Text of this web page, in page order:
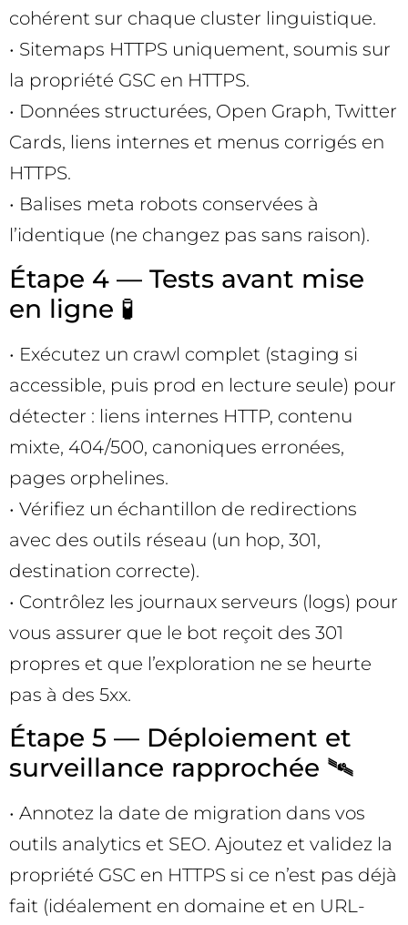
cohérent sur chaque cluster linguistique.
• Sitemaps HTTPS uniquement, soumis sur
la propriété GSC en HTTPS.
• Données structurées, Open Graph, Twitter
Cards, liens internes et menus corrigés en
HTTPS.
• Balises meta robots conservées à
l’identique (ne changez pas sans raison).
Étape 4 — Tests avant mise
en ligne 🧪
• Exécutez un crawl complet (staging si
accessible, puis prod en lecture seule) pour
détecter : liens internes HTTP, contenu
mixte, 404/500, canoniques erronées,
pages orphelines.
• Vérifiez un échantillon de redirections
avec des outils réseau (un hop, 301,
destination correcte).
• Contrôlez les journaux serveurs (logs) pour
vous assurer que le bot reçoit des 301
propres et que l’exploration ne se heurte
pas à des 5xx.
Étape 5 — Déploiement et
surveillance rapprochée 🛰️
• Annotez la date de migration dans vos
outils analytics et SEO. Ajoutez et validez la
propriété GSC en HTTPS si ce n’est pas déjà
fait (idéalement en domaine et en URL-